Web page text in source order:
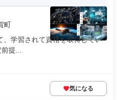
町
、学習されて資格を取得してい
提...
気になる